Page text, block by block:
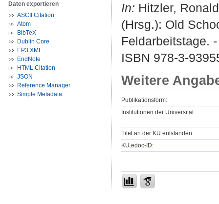
Daten exportieren
ASCII Citation
Atom
BibTeX
Dublin Core
EP3 XML
EndNote
HTML Citation
JSON
Reference Manager
Simple Metadata
In: Hitzler,
(Hrsg.): Old
Feldarbeitstage.
ISBN 978-3-
Weitere
Publikationsform:
Institutionen der Universität:
Titel an der KU entstanden:
KU.edoc-ID: